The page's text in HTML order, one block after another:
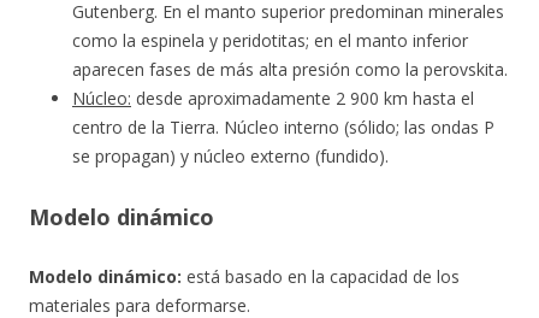
Gutenberg. En el manto superior predominan minerales
como la espinela y peridotitas; en el manto inferior
aparecen fases de más alta presión como la perovskita.
Núcleo: desde aproximadamente 2 900 km hasta el
centro de la Tierra. Núcleo interno (sólido; las ondas P
se propagan) y núcleo externo (fundido).
Modelo dinámico
Modelo dinámico: está basado en la capacidad de los
materiales para deformarse.